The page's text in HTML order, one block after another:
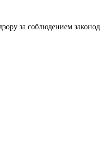
за соблюдением